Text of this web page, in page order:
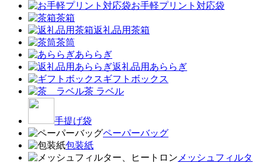
お手軽プリント対応袋
茶箱
返礼品用茶箱
茶筒
あららぎ
返礼品用あららぎ
ギフトボックス
茶 ラベル
手提げ袋
ペーパーバッグ
包装紙
メッシュフィルタ